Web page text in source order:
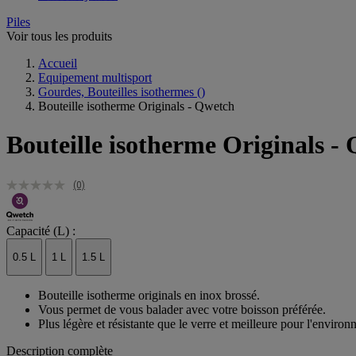
Piles
Voir tous les produits
Accueil
Equipement multisport
Gourdes, Bouteilles isothermes ()
Bouteille isotherme Originals - Qwetch
Bouteille isotherme Originals -
(0)
Capacité (L) :
0.5 L 1 L 1.5 L
Bouteille isotherme originals en inox brossé.
Vous permet de vous balader avec votre boisson préférée.
Plus légère et résistante que le verre et meilleure pour
Description complète